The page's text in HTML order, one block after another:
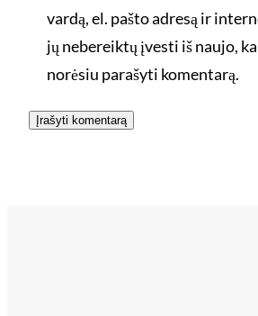
vardą, el. pašto adresą ir
jų nebereiktų įvesti iš naujo,
norėsiu parašyti komentarą.